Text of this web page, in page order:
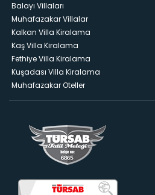
Balayı Villaları
Muhafazakar Villalar
Kalkan Villa Kiralama
Kaş Villa Kiralama
Fethiye Villa Kiralama
Kuşadası Villa Kiralama
Muhafazakar Oteller